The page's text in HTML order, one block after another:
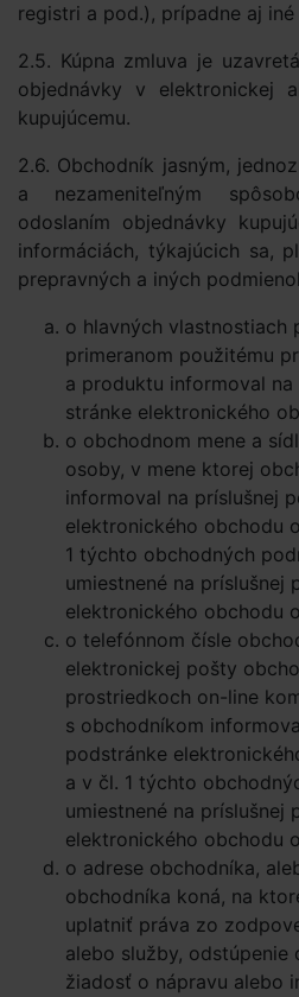
registri a pod.), prípadne aj
2.5. Kúpna zmluva je
objednávky v elektronickej
kupujúcemu.
2.6. Obchodník jasným,
a nezameniteľným
odoslaním objednávky
informáciách, týkajúcich sa,
prepravných a iných
o hlavných vlastnostiach
primeranom použitému
a produktu informoval
stránke elektronického
o obchodnom mene a
osoby, v mene ktorej
informoval na príslušnej
elektronického obchodu
1 týchto obchodných
umiestnené na príslušnej
elektronického obchodu
o telefónnom čísle
elektronickej pošty
prostriedkoch on-line
s obchodníkom
podstránke
a v čl. 1 týchto
umiestnené na príslušnej
elektronického obchodu
o adrese obchodníka,
obchodníka koná, na
uplatniť práva zo
alebo služby, odstúpenie
žiadosť o nápravu alebo